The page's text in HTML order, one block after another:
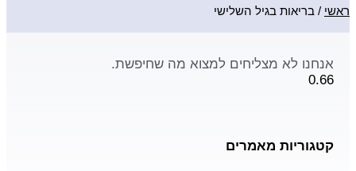
ראשי / בריאות בגיל השלישי
אנחנו לא מצליחים למצוא מה שחיפשת.
קטגוריות מאמרים